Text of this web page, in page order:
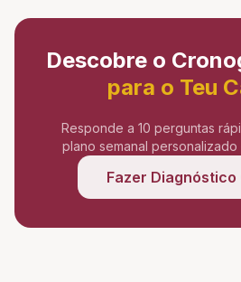
Descobre o
para o Teu
Responde a 10 perguntas
plano semanal
Fazer Diagnóstico